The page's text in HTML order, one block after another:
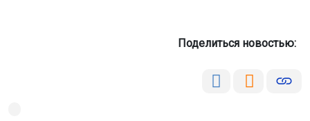
Поделиться новостью: